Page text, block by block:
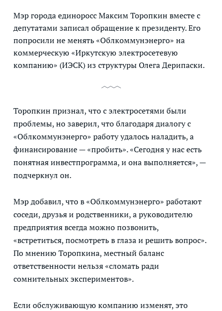
Мэр города единоросс Максим Торопкин вместе с
депутатами записал обращение к президенту. Его
попросили не менять «Облкоммунэнерго» на
коммерческую «Иркутскую электросетевую
компанию» (ИЭСК) из структуры Олега Дерипаски.
Торопкин признал, что с электросетями были
проблемы, но заверил, что благодаря диалогу с
«Облкоммунэнерго» работу удалось наладить, а
финансирование — «пробить». «Сегодня у нас есть
понятная инвестпрограмма, и она выполняется», —
подчеркнул он.
Мэр добавил, что в «Облкоммунэнерго» работают
соседи, друзья и родственники, а руководителю
предприятия всегда можно позвонить,
«встретиться, посмотреть в глаза и решить вопрос».
По мнению Торопкина, местный баланс
ответственности нельзя «сломать ради
сомнительных экспериментов».
Если обслуживающую компанию изменят, это